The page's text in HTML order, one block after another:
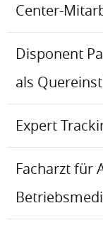
Center-
Disponent
als
Expert
Facharzt für